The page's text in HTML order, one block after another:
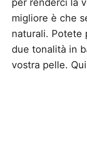
per renderci la
migliore è che
naturali. Potete
due tonalità in
vostra pelle.